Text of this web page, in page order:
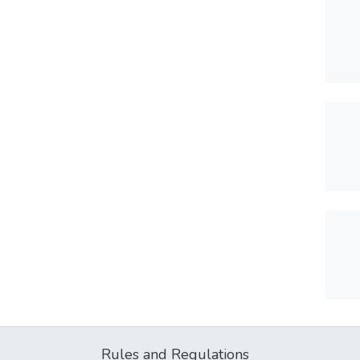
Rules and Regulations